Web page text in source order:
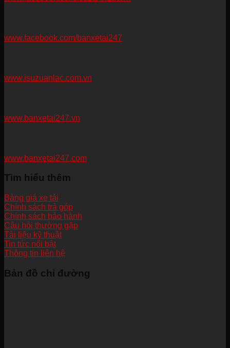
www.facebook.com/banxetai247
www.isuzuanlac.com.vn
www.banxetai247.vn
www.banxetai247.com
Tìm hiểu thêm
Bảng giá xe tải
Chính sách trả góp
Chính sách bảo hành
Câu hỏi thường gặp
Tài liệu kỹ thuật
Tin tức nổi bật
Thông tin liên hệ
Bản đồ chỉ đường